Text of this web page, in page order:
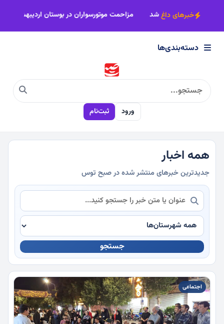
×
دسته‌بندی‌ها
سیاسی
اجتماعی
فرهنگی
ورزشی
چندرسانه
خبرهای داغ
ریل توسعه به ایستگاه سبزوار نزدیک‌تر شد مزاحمت موتورسواران
دسته‌بندی‌ها
ورود ثبت‌نام
همه اخبار
جدیدترین خبرهای منتشر شده در صبح توس
جستجو
اجتماعی